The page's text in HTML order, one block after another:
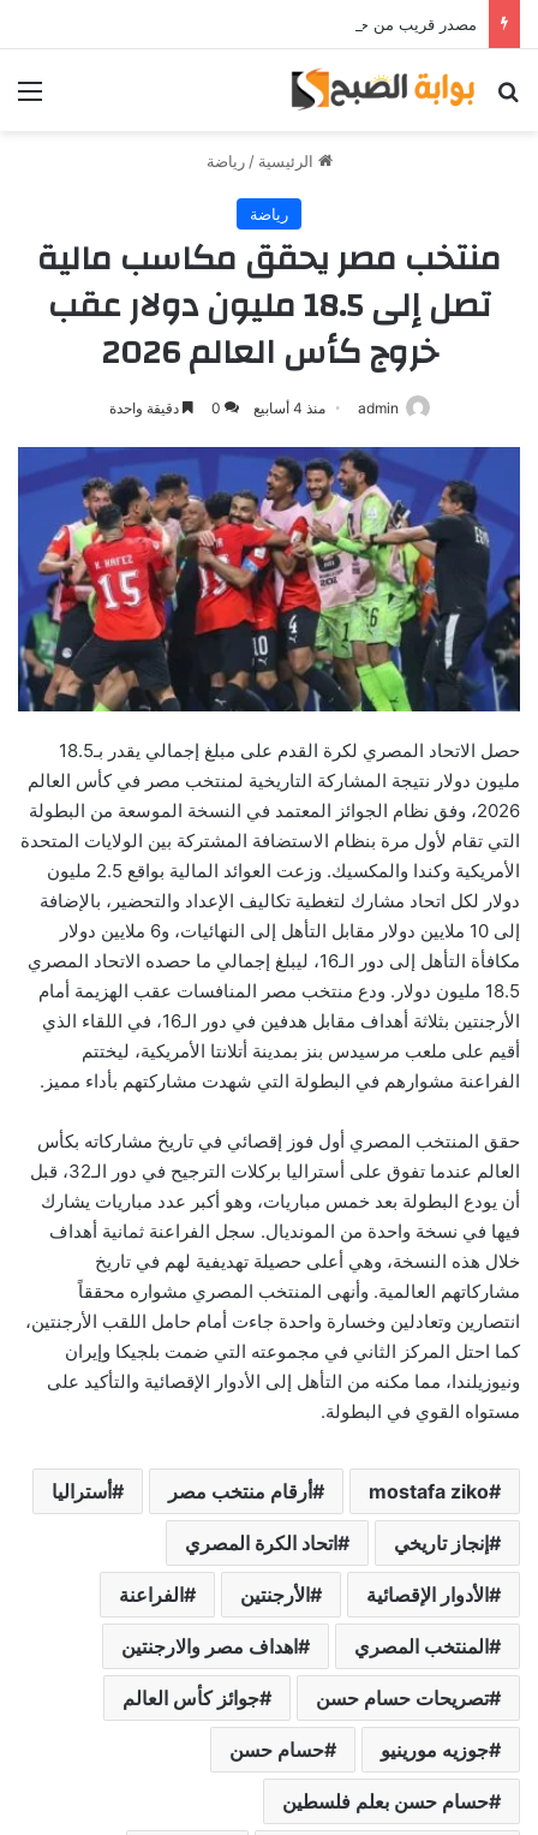
بحث عن
الرئيسية / رياضة
رياضة
منتخب مصر يحقق مكاسب مالية
تصل إلى 18.5 مليون دولار عقب
خروج كأس العالم 2026
admin منذ 4 أسابيع 0 دقيقة واحدة
حصل الاتحاد المصري لكرة القدم على مبلغ إجمالي يقدر بـ18.5
مليون دولار نتيجة المشاركة التاريخية لمنتخب مصر في كأس العالم
2026، وفق نظام الجوائز المعتمد في النسخة الموسعة من البطولة
التي تقام لأول مرة بنظام الاستضافة المشتركة بين الولايات المتحدة
الأمريكية وكندا والمكسيك. وزعت العوائد المالية بواقع 2.5 مليون
دولار لكل اتحاد مشارك لتغطية تكاليف الإعداد والتحضير، بالإضافة
إلى 10 ملايين دولار مقابل التأهل إلى النهائيات، و6 ملايين دولار
مكافأة التأهل إلى دور الـ16، ليبلغ إجمالي ما حصده الاتحاد المصري
18.5 مليون دولار. ودع منتخب مصر المنافسات عقب الهزيمة أمام
الأرجنتين بثلاثة أهداف مقابل هدفين في دور الـ16، في اللقاء الذي
أقيم على ملعب مرسيدس بنز بمدينة أتلانتا الأمريكية، ليختتم
الفراعنة مشوارهم في البطولة التي شهدت مشاركتهم بأداء مميز.
حقق المنتخب المصري أول فوز إقصائي في تاريخ مشاركاته بكأس
العالم عندما تفوق على أستراليا بركلات الترجيح في دور الـ32، قبل
أن يودع البطولة بعد خمس مباريات، وهو أكبر عدد مباريات يشارك
فيها في نسخة واحدة من المونديال. سجل الفراعنة ثمانية أهداف
خلال هذه النسخة، وهي أعلى حصيلة تهديفية لهم في تاريخ
مشاركاتهم العالمية. وأنهى المنتخب المصري مشواره محققاً
انتصارين وتعادلين وخسارة واحدة جاءت أمام حامل اللقب الأرجنتين،
كما احتل المركز الثاني في مجموعته التي ضمت بلجيكا وإيران
ونيوزيلندا، مما مكنه من التأهل إلى الأدوار الإقصائية والتأكيد على
مستواه القوي في البطولة.
mostafa ziko أرقام منتخب مصر أستراليا
إنجاز تاريخي اتحاد الكرة المصري
الأدوار الإقصائية الأرجنتين الفراعنة
المنتخب المصري اهداف مصر والارجنتين
تصريحات حسام حسن جوائز كأس العالم
جوزيه مورينيو حسام حسن
حسام حسن بعلم فلسطين